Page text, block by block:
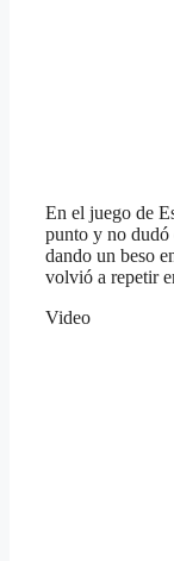
En el juego de
punto y no dudó
dando un beso
volvió a repetir
Video